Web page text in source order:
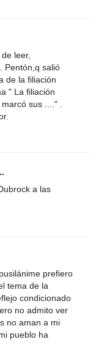
leer,
Pentón,q salió
de la filiación
" La filiación
sus ...." .
a las
prefiero
tema de la
condicionado
no admito ver
no aman a mi
pueblo ha